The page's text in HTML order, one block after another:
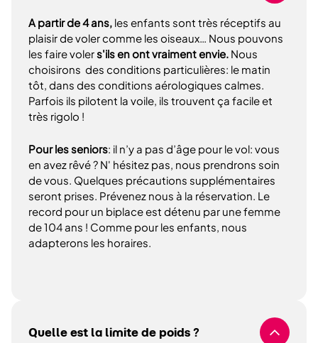
A partir de 4 ans, les enfants sont très réceptifs au
plaisir de voler comme les oiseaux… Nous pouvons
les faire volers'ils en ont vraiment envie. Nous
choisirons des conditions particulières: le matin
tôt, dans des conditions aérologiques calmes.
Parfois ils pilotent la voile, ils trouvent ça facile et
très rigolo !
Pour les seniors: il n’y a pas d’âge pour le vol: vous
en avez rêvé ? N' hésitez pas, nous prendrons soin
de vous. Quelques précautions supplémentaires
seront prises. Prévenez nous à la réservation. Le
record pour un biplace est détenu par une femme
de 104 ans ! Comme pour les enfants, nous
adapterons les horaires.
Quelle est la limite de poids ?